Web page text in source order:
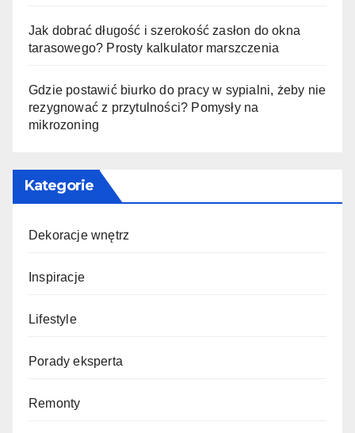
Jak dobrać długość i szerokość zasłon do okna
tarasowego? Prosty kalkulator marszczenia
Gdzie postawić biurko do pracy w sypialni, żeby nie
rezygnować z przytulności? Pomysły na
mikrozoning
Kategorie
Dekoracje wnętrz
Inspiracje
Lifestyle
Porady eksperta
Remonty